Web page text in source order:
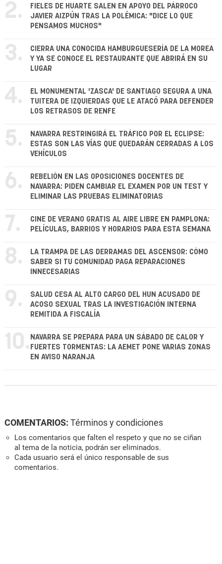
2.
FIELES DE HUARTE SALEN EN APOYO DEL PÁRROCO
JAVIER AIZPÚN TRAS LA POLÉMICA: "DICE LO QUE
PENSAMOS MUCHOS"
3.
CIERRA UNA CONOCIDA HAMBURGUESERÍA DE LA MOREA
Y YA SE CONOCE EL RESTAURANTE QUE ABRIRÁ EN SU
LUGAR
4.
EL MONUMENTAL 'ZASCA' DE SANTIAGO SEGURA A UNA
TUITERA DE IZQUIERDAS QUE LE ATACÓ PARA DEFENDER
LOS RETRASOS DE RENFE
5.
NAVARRA RESTRINGIRÁ EL TRÁFICO POR EL ECLIPSE:
ESTAS SON LAS VÍAS QUE QUEDARÁN CERRADAS A LOS
VEHÍCULOS
6.
REBELIÓN EN LAS OPOSICIONES DOCENTES DE
NAVARRA: PIDEN CAMBIAR EL EXAMEN POR UN TEST Y
ELIMINAR LAS PRUEBAS ELIMINATORIAS
7.
CINE DE VERANO GRATIS AL AIRE LIBRE EN PAMPLONA:
PELÍCULAS, BARRIOS Y HORARIOS PARA ESTA SEMANA
8.
LA TRAMPA DE LAS DERRAMAS DEL ASCENSOR: CÓMO
SABER SI TU COMUNIDAD PAGA REPARACIONES
INNECESARIAS
9.
SALUD CESA AL ALTO CARGO DEL HUN ACUSADO DE
ACOSO SEXUAL TRAS LA INVESTIGACIÓN INTERNA
REMITIDA A FISCALÍA
10. NAVARRA SE PREPARA PARA UN SÁBADO DE CALOR Y
FUERTES TORMENTAS: LA AEMET PONE VARIAS ZONAS
EN AVISO NARANJA
COMENTARIOS: Términos y condiciones
Los comentarios que falten el respeto y que no se ciñan
al tema de la noticia, podrán ser eliminados.
Cada usuario será el único responsable de sus
comentarios.